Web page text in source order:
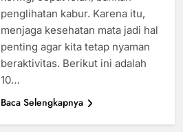
penglihatan kabur. Karena itu,
menjaga kesehatan mata jadi hal
penting agar kita tetap nyaman
beraktivitas. Berikut ini adalah
10…
Baca Selengkapnya